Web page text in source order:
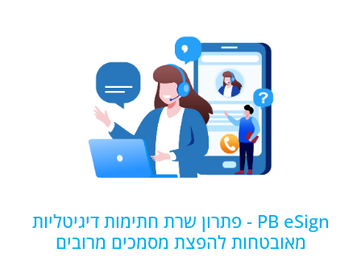
PB eSign - פתרון שרת חתימות דיגיטליות
מאובטחות להפצת מסמכים מרובים